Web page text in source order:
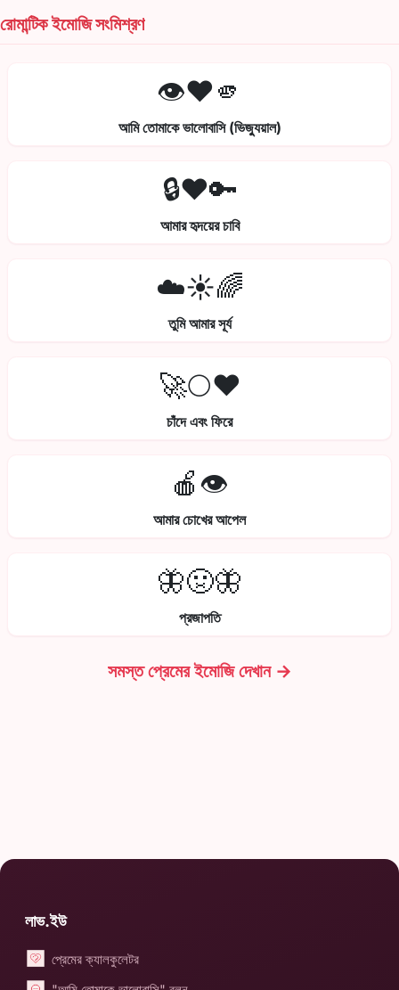
রোমান্টিক ইমোজি সংমিশ্রণ
👁️❤️🫵
আমি তোমাকে ভালোবাসি (ভিজ্যুয়াল)
🔒❤️🔑
আমার হৃদয়ের চাবি
☁️☀️🌈
তুমি আমার সূর্য
🚀🌕❤️
চাঁদে এবং ফিরে
🍎👁️
আমার চোখের আপেল
🦋🤢🦋
প্রজাপতি
সমস্ত প্রেমের ইমোজি দেখান →
লাভ.ইউ
প্রেমের ক্যালকুলেটর